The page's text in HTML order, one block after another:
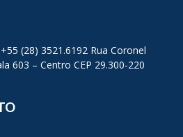
(28) 3521.6192 Rua Coronel
603 – Centro CEP 29.300-220